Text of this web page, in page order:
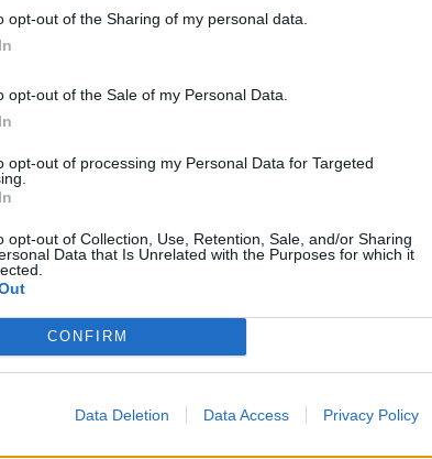
opt-out of the Sharing of my personal data.
opt-out of the Sale of my Personal Data.
opt-out of processing my Personal Data for Targeted
opt-out of Collection, Use, Retention, Sale, and/or Sharing
Data that Is Unrelated with the Purposes for which it
CONFIRM
Data Deletion Data Access Privacy Policy
εισέλθετε ΗΣΥΧΑ καθώς
αποφύγουμε τέτοια περιστατικά".
ΔΙΑΦΗΜΙΣΗ